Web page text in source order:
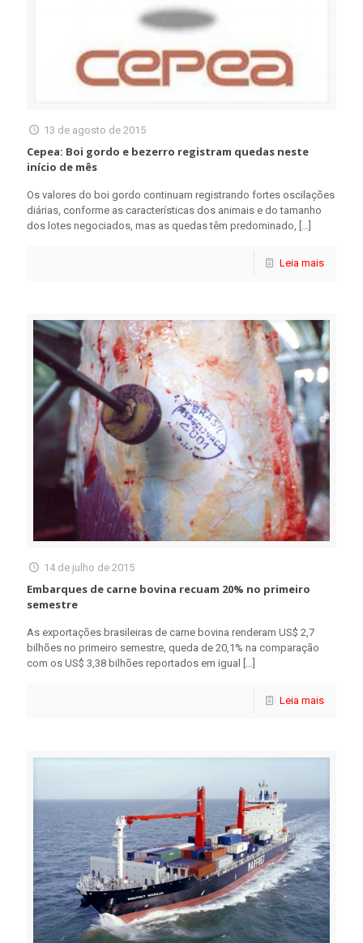
13 de agosto de 2015
Cepea: Boi gordo e bezerro registram quedas neste
início de mês
Os valores do boi gordo continuam registrando fortes oscilações
diárias, conforme as características dos animais e do tamanho
dos lotes negociados, mas as quedas têm predominado, […]
Leia mais
14 de julho de 2015
Embarques de carne bovina recuam 20% no primeiro
semestre
As exportações brasileiras de carne bovina renderam US$ 2,7
bilhões no primeiro semestre, queda de 20,1% na comparação
com os US$ 3,38 bilhões reportados em igual
[…]
Leia mais